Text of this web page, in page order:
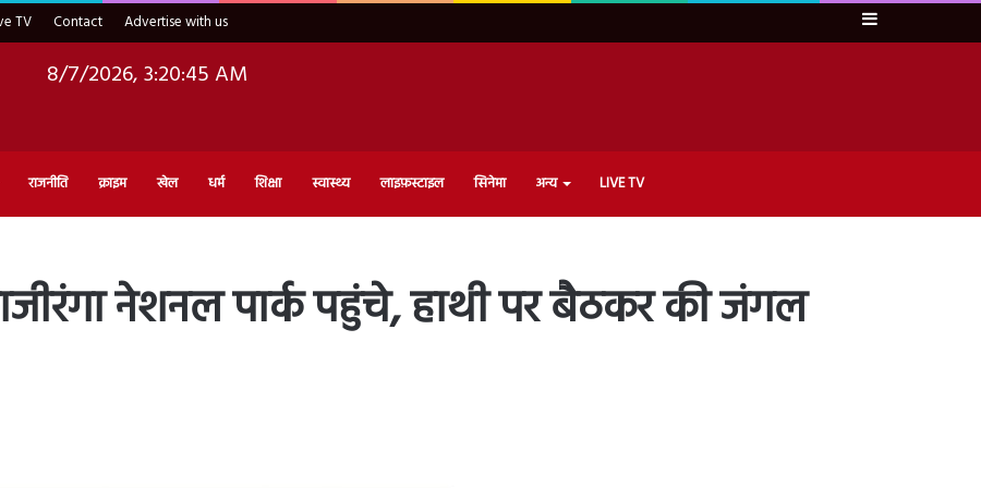
TV Contact Advertise with us Sidebar
8/7/2026, 3:20:46 AM
राजनीति क्राइम खेल धर्म शिक्षा स्वास्थ्य लाइफ़स्टाइल सिनेमा अन्य LIVE TV
नेशनल पार्क पहुंचे, हाथी पर बैठकर की जंगल